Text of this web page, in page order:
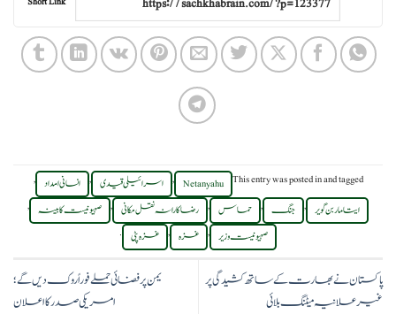
This entry was posted inand tagged
Netanyahu
, اسرائیلی قیدی , انسانی امداد ,
ایتامار بن گویر , جنگ , حماس , رضاکارانہ نقل مکانی , صہیونیست کابینہ ,
صہیونیست وزیر , غزہ , غزہ پٹی .
پاکستان نے بھارت کے ساتھ کشیدگی پر
غیرعلانیہ میٹنگ بلائی
یمن پر فضائی حملے فوراً روک دیں گے؛
امریکی صدر کا اعلان